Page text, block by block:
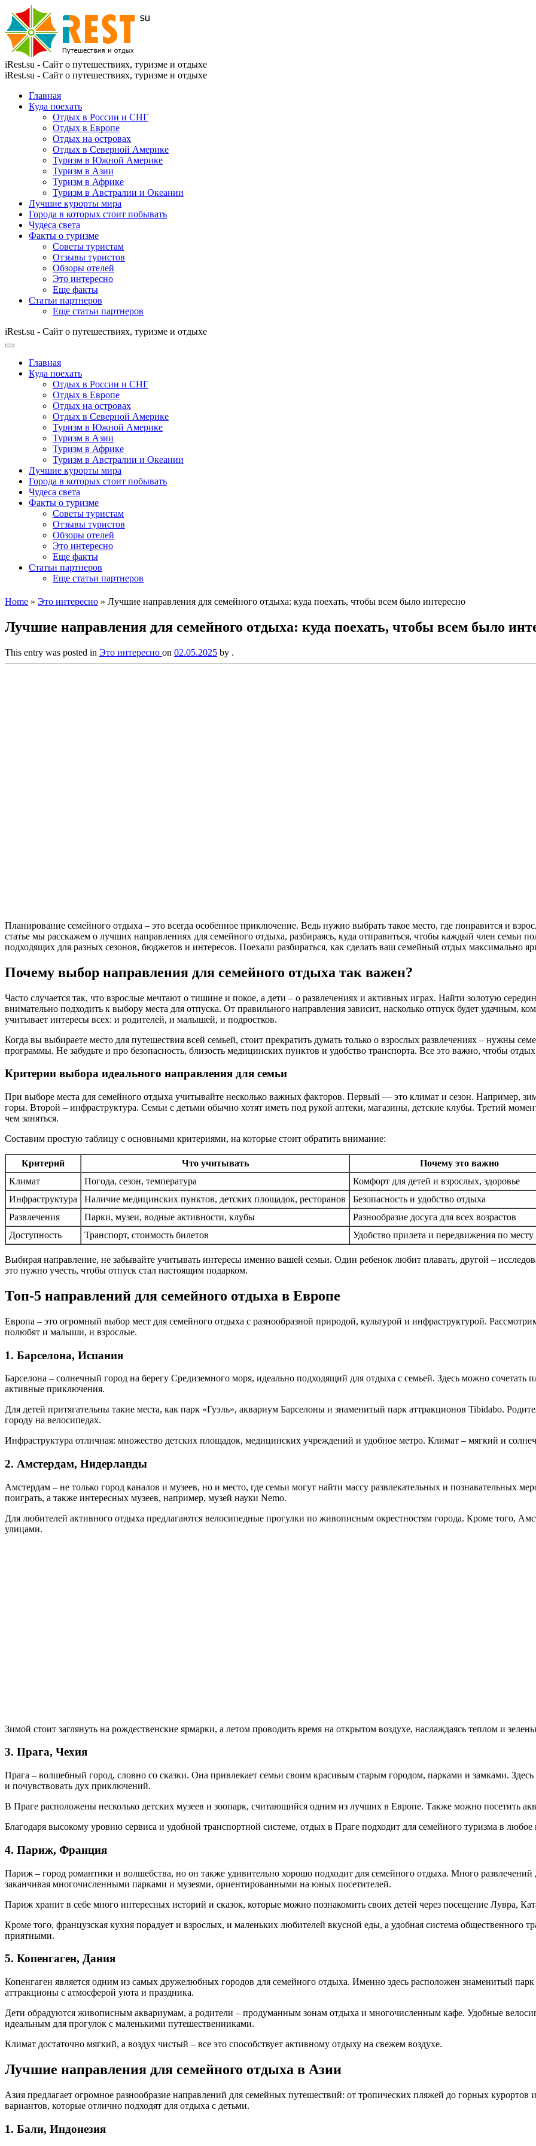
iRest.su - Сайт о путешествиях, туризме и отдыхе
iRest.su - Сайт о путешествиях, туризме и отдыхе
Главная
Куда поехать
Отдых в России и СНГ
Отдых в Европе
Отдых на островах
Отдых в Северной Америке
Туризм в Южной Америке
Туризм в Азии
Туризм в Африке
Туризм в Австралии и Океании
Лучшие курорты мира
Города в которых стоит побывать
Чудеса света
Факты о туризме
Советы туристам
Отзывы туристов
Обзоры отелей
Это интересно
Еще факты
Статьи партнеров
Еще статьи партнеров
iRest.su - Сайт о путешествиях, туризме и отдыхе
Главная
Куда поехать
Отдых в России и СНГ
Отдых в Европе
Отдых на островах
Отдых в Северной Америке
Туризм в Южной Америке
Туризм в Азии
Туризм в Африке
Туризм в Австралии и Океании
Лучшие курорты мира
Города в которых стоит побывать
Чудеса света
Факты о туризме
Советы туристам
Отзывы туристов
Обзоры отелей
Это интересно
Еще факты
Статьи партнеров
Еще статьи партнеров
Home » Это интересно » Лучшие направления для семейного отдыха: куда поехать, чтобы всем было интересно
Лучшие направления для семейного отдыха: куда поехать, чтобы всем было
This entry was posted in Это интересно on 02.05.2025 by .
Планирование семейного отдыха – это всегда особенное приключение. Ведь нужно выбрать такое место, где понравится и
статье мы расскажем о лучших направлениях для семейного отдыха, разбираясь, куда отправиться, чтобы каждый член семьи
подходящих для разных сезонов, бюджетов и интересов. Поехали разбираться, как сделать ваш семейный отдых максимально
Почему выбор направления для семейного отдыха так важен?
Часто случается так, что взрослые мечтают о тишине и покое, а дети – о развлечениях и активных играх. Найти золотую
внимательно подходить к выбору места для отпуска. От правильного направления зависит, насколько отпуск будет
учитывает интересы всех: и родителей, и малышей, и подростков.
Когда вы выбираете место для путешествия всей семьей, стоит прекратить думать только о взрослых развлечениях – нужны
программы. Не забудьте и про безопасность, близость медицинских пунктов и удобство транспорта. Все это важно, чтобы отдых
Критерии выбора идеального направления для семьи
При выборе места для семейного отдыха учитывайте несколько важных факторов. Первый — это климат и сезон. Например,
горы. Второй – инфраструктура. Семьи с детьми обычно хотят иметь под рукой аптеки, магазины, детские клубы. Третий
чем заняться.
Составим простую таблицу с основными критериями, на которые стоит обратить внимание:
Критерий Что учитывать
Почему это важно
Климат
Погода, сезон, температура
Комфорт для детей и взрослых, здоровье
Инфраструктура
Наличие медицинских пунктов, детских площадок, ресторанов
Безопасность и удобство отдыха
Развлечения
Парки, музеи, водные активности, клубы
Разнообразие досуга для всех возрастов
Доступность
Транспорт, стоимость билетов Удобство прилета и передвижения по месту
Выбирая направление, не забывайте учитывать интересы именно вашей семьи. Один ребенок любит плавать, другой –
это нужно учесть, чтобы отпуск стал настоящим подарком.
Топ-5 направлений для семейного отдыха в Европе
Европа – это огромный выбор мест для семейного отдыха с разнообразной природой, культурой и инфраструктурой.
полюбят и малыши, и взрослые.
1. Барселона, Испания
Барселона – солнечный город на берегу Средиземного моря, идеально подходящий для отдыха с семьей. Здесь можно сочетать
активные приключения.
Для детей притягательны такие места, как парк «Гуэль», аквариум Барселоны и знаменитый парк аттракционов Tibidabo.
городу на велосипедах.
Инфраструктура отличная: множество детских площадок, медицинских учреждений и удобное метро. Климат – мягкий и
2. Амстердам, Нидерланды
Амстердам – не только город каналов и музеев, но и место, где семьи могут найти массу развлекательных и познавательных
поиграть, а также интересных музеев, например, музей науки Nemo.
Для любителей активного отдыха предлагаются велосипедные прогулки по живописным окрестностям города. Кроме того,
улицами.
Зимой стоит заглянуть на рождественские ярмарки, а летом проводить время на открытом воздухе, наслаждаясь теплом и
3. Прага, Чехия
Прага – волшебный город, словно со сказки. Она привлекает семьи своим красивым старым городом, парками и замками.
и почувствовать дух приключений.
В Праге расположены несколько детских музеев и зоопарк, считающийся одним из лучших в Европе. Также можно посетить
Благодаря высокому уровню сервиса и удобной транспортной системе, отдых в Праге подходит для семейного туризма в любое
4. Париж, Франция
Париж – город романтики и волшебства, но он также удивительно хорошо подходит для семейного отдыха. Много
заканчивая многочисленными парками и музеями, ориентированными на юных посетителей.
Париж хранит в себе много интересных историй и сказок, которые можно познакомить своих детей через посещение Лувра,
Кроме того, французская кухня порадует и взрослых, и маленьких любителей вкусной еды, а удобная система общественного
приятными.
5. Копенгаген, Дания
Копенгаген является одним из самых дружелюбных городов для семейного отдыха. Именно здесь расположен знаменитый
аттракционы с атмосферой уюта и праздника.
Дети обрадуются живописным аквариумам, а родители – продуманным зонам отдыха и многочисленным кафе. Удобные
идеальным для прогулок с маленькими путешественниками.
Климат достаточно мягкий, а воздух чистый – все это способствует активному отдыху на свежем воздухе.
Лучшие направления для семейного отдыха в Азии
Азия предлагает огромное разнообразие направлений для семейных путешествий: от тропических пляжей до горных
вариантов, которые отлично подходят для отдыха с детьми.
1. Бали, Индонезия